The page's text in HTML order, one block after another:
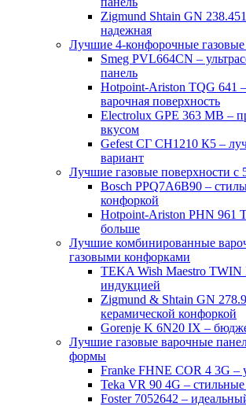
Zigmund Shtain GN
надежная
Лучшие 4-конфорочные газовые
Smeg PVL664CN –
панель
Hotpoint-Ariston TQG 641
варочная поверхность
Electrolux GPE 363 MB –
вкусом
Gefest СГ СН1210 К5 –
вариант
Лучшие газовые поверхности с
Bosch PPQ7A6B90 –
конфоркой
Hotpoint-Ariston PHN 961
больше
Лучшие комбинированные
газовыми конфорками
TEKA Wish Maestro TWIN
индукцией
Zigmund & Shtain GN
керамической конфоркой
Gorenje K 6N20 IX –
Лучшие газовые варочные
формы
Franke FHNE COR 4 3G –
Teka VR 90 4G –
Foster 7052642 –